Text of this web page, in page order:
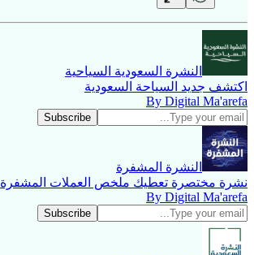
النشرة السعودية السياحية
اكتشف جديد السياحة السعودية
By Digital Ma'arefa
النشرة المشفرة
نشرة مختصرة تعطيك ملخص العملات المشفرة
By Digital Ma'arefa